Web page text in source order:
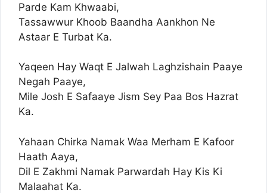
Parde Kam Khwaabi,
Tassawwur Khoob Baandha Aankhon Ne
Astaar E Turbat Ka.
Yaqeen Hay Waqt E Jalwah Laghzishain Paaye
Negah Paaye,
Mile Josh E Safaaye Jism Sey Paa Bos Hazrat
Ka.
Yahaan Chirka Namak Waa Merham E Kafoor
Haath Aaya,
Dil E Zakhmi Namak Parwardah Hay Kis Ki
Malaahat Ka.